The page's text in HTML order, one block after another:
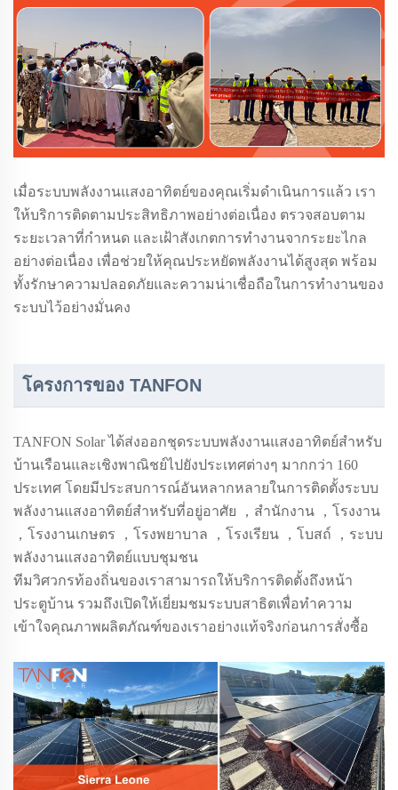
เมื่อระบบพลังงานแสงอาทิตย์ของคุณเริ่มดำเนินการแล้ว เรา
ให้บริการติดตามประสิทธิภาพอย่างต่อเนื่อง ตรวจสอบตาม
ระยะเวลาที่กำหนด และเฝ้าสังเกตการทำงานจากระยะไกล
อย่างต่อเนื่อง เพื่อช่วยให้คุณประหยัดพลังงานได้สูงสุด พร้อม
ทั้งรักษาความปลอดภัยและความน่าเชื่อถือในการทำงานของ
ระบบไว้อย่างมั่นคง
โครงการของ TANFON
TANFON Solar ได้ส่งออกชุดระบบพลังงานแสงอาทิตย์สำหรับ
บ้านเรือนและเชิงพาณิชย์ไปยังประเทศต่างๆ มากกว่า 160
ประเทศ โดยมีประสบการณ์อันหลากหลายในการติดตั้งระบบ
พลังงานแสงอาทิตย์สำหรับที่อยู่อาศัย
， สำนักงาน ， โรงงาน
， โรงงานเกษตร ， โรงพยาบาล ， โรงเรียน ， โบสถ์ ， ระบบ
พลังงานแสงอาทิตย์แบบชุมชน
ทีมวิศวกรท้องถิ่นของเราสามารถให้บริการติดตั้งถึงหน้า
ประตูบ้าน รวมถึงเปิดให้เยี่ยมชมระบบสาธิตเพื่อทำความ
เข้าใจคุณภาพผลิตภัณฑ์ของเราอย่างแท้จริงก่อนการสั่งซื้อ